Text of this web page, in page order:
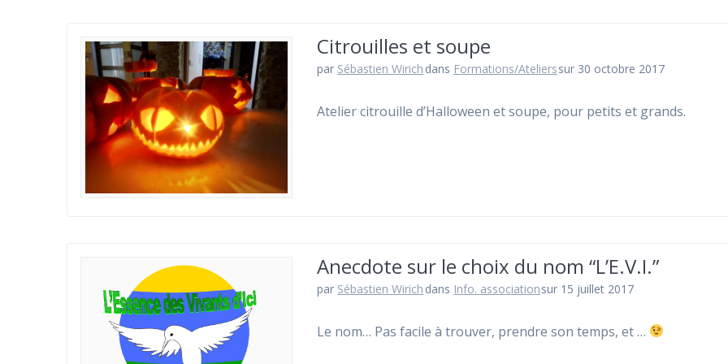
Citrouilles et soupe
par Sébastien Wirich dans Formations/Atelierssur 30 octobre 2017
Atelier citrouille d’Halloween et soupe, pour petits et grands.
Anecdote sur le choix du nom “L’E.V.I.”
par Sébastien Wirich dans Info. associationsur 15 juillet 2017
Le nom… Pas facile à trouver, prendre son temps, et …